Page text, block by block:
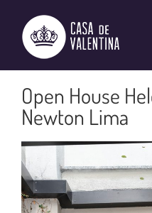
conteúdo
Open House
Newton Lima